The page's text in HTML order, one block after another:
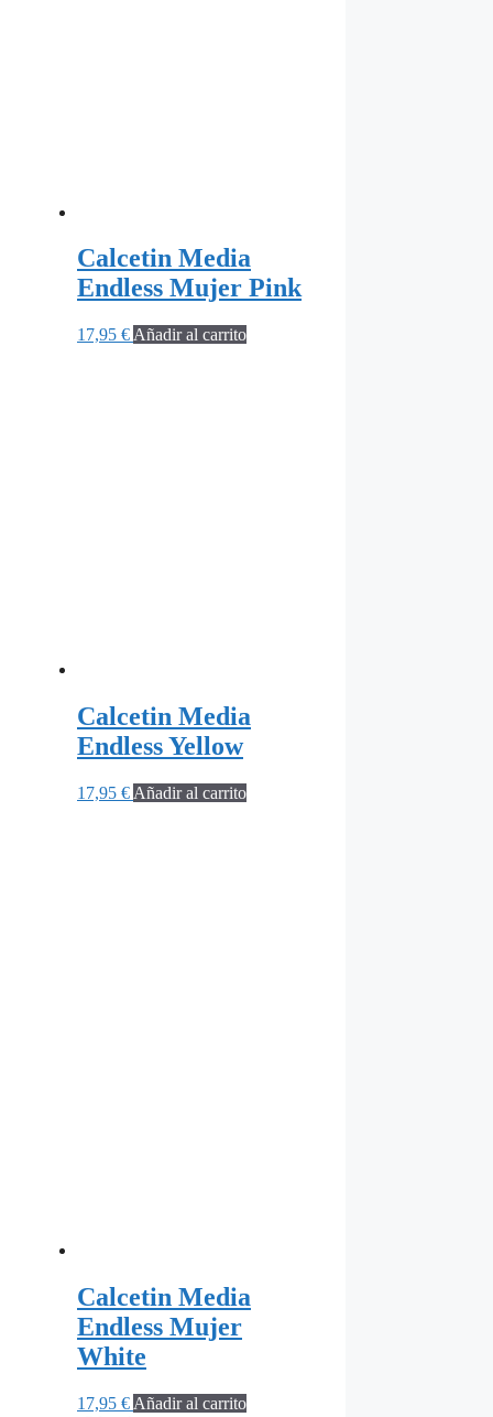
Calcetin Media
Endless Mujer Pink
17,95 € Añadir al carrito
Calcetin Media
Endless Yellow
17,95 € Añadir al carrito
Calcetin Media
Endless Mujer
White
17,95 € Añadir al carrito